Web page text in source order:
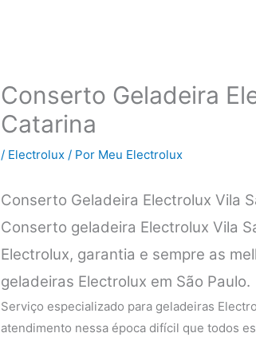
Conserto Geladeira
Catarina
/ Electrolux / Por Meu Electrolux
Conserto Geladeira Electrolux Vila
Conserto geladeira Electrolux Vila
Electrolux, garantia e sempre as
geladeiras Electrolux em São Paulo.
Serviço especializado para geladeiras
atendimento nessa época difícil que todos